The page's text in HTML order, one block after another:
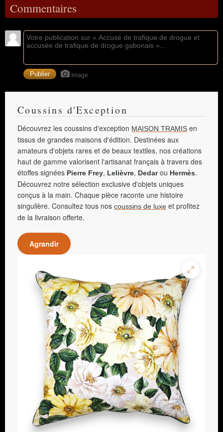
Commentaires
Image
Coussins d'Exception
Découvrez les coussins d'exception MAISON TRAMIS en
tissus de grandes maisons d'édition. Destinées aux
amateurs d'objets rares et de beaux textiles, nos créations
haut de gamme valorisent l'artisanat français à travers des
étoffes signées Pierre Frey, Lelièvre, Dedarou Hermès.
Découvrez notre sélection exclusive d'objets uniques
conçus à la main. Chaque pièce raconte une histoire
singulière. Consultez tous nos coussins de luxe et profitez
de la livraison offerte.
Agrandir